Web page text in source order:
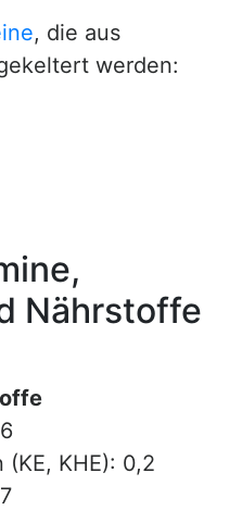
, die aus
werden:
Nährstoffe
KHE): 0,2